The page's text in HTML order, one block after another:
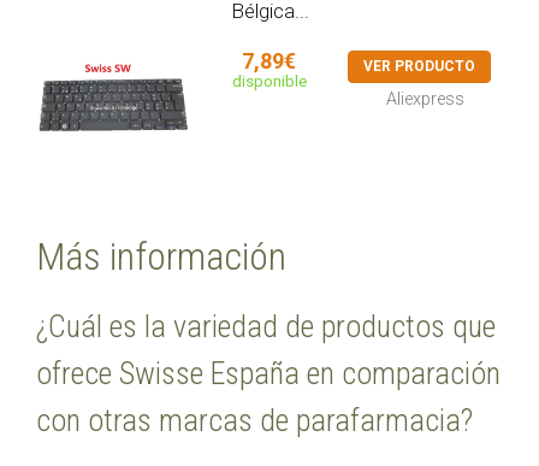
Bélgica...
7,89€
disponible
VER PRODUCTO
Aliexpress
Más información
¿Cuál es la variedad de productos que
ofrece Swisse España en comparación
con otras marcas de parafarmacia?